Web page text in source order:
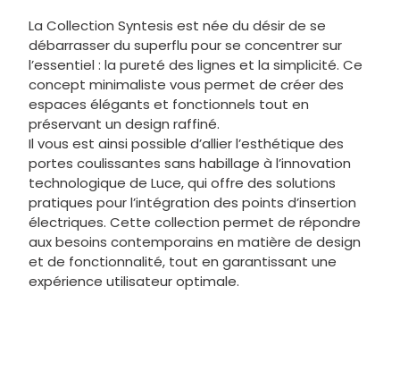
La Collection Syntesis est née du désir de se
débarrasser du superflu pour se concentrer sur
l’essentiel : la pureté des lignes et la simplicité. Ce
concept minimaliste vous permet de créer des
espaces élégants et fonctionnels tout en
préservant un design raffiné.
Il vous est ainsi possible d’allier l’esthétique des
portes coulissantes sans habillage à l’innovation
technologique de Luce, qui offre des solutions
pratiques pour l’intégration des points d’insertion
électriques. Cette collection permet de répondre
aux besoins contemporains en matière de design
et de fonctionnalité, tout en garantissant une
expérience utilisateur optimale.